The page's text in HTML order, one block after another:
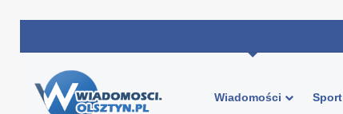
Wiadomości Sport